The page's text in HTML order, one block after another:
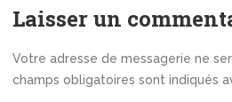
t
o
n
Laisser un
Votre adresse de messagerie ne
champs obligatoires sont indiqués